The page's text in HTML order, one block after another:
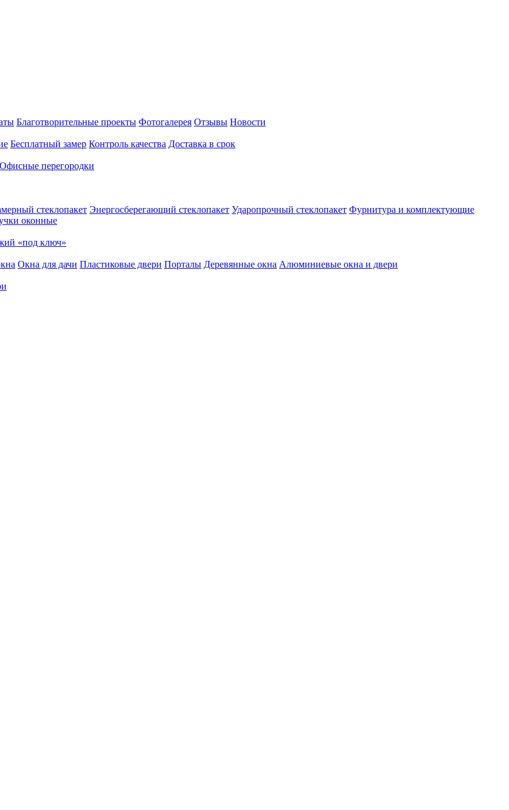
Благотворительные проекты Фотогалерея Отзывы Новости
Бесплатный замер Контроль качества Доставка в срок
Офисные перегородки
стеклопакет Энергосберегающий стеклопакет Ударопрочный стеклопакет Фурнитура и комплектующие
оконные
«под ключ»
Окна для дачи Пластиковые двери Порталы Деревянные окна Алюминиевые окна и двери